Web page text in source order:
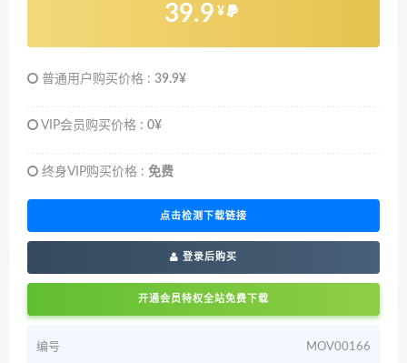
39.9 ¥
普通用户购买价格 : 39.9¥
VIP会员购买价格 : 0¥
终身VIP购买价格 : 免费
点击检测下载链接
登录后购买
开通会员特权全站免费下载
编号 MOV00166